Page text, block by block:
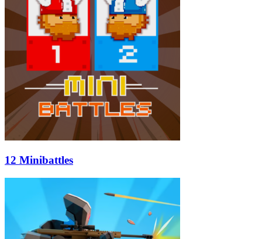
12 Minibattles